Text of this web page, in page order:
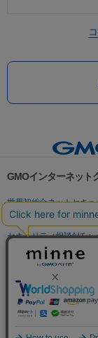
GMOインターネット
世界初総合ネットセキュ
パスワード漏洩診断
セキュリティ相談AIチャ
実在証明・盗聴対策
サイバー攻撃対策（GMO
セキュリティ事業の軌跡